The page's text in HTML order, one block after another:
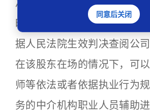
决中明确查阅或者复制公司
时间、、地点和特定文件材
据人民法院生效判决查阅公司
在该股东在场的情况下，可
师等依法或者依据执业行为
务的中介机构职业人员辅助
同意后关闭